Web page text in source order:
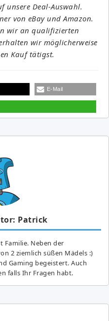
unsere Deal-Auswahl.
von eBay und Amazon.
wir an qualifizierten
wir möglicherweise
Kauf tätigst.
E-Mail
Patrick
Familie. Neben der
2 ziemlich süßen Mädels :)
Gaming begeistert. Auch
falls Ihr Fragen habt.